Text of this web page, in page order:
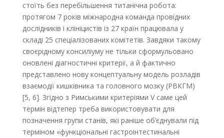
стоїть без перебільшення титанічна робота:
протягом 7 років міжнародна команда провідних
дослідників і клініцистів із 27 країн працювала у
складі 25 спеціалізованих комітетів. Завдяки такому
своєрідному консиліуму не тільки сформульовано
оновлені діагностичні критерії, а й фактично
представлено нову концептуальну модель розладів
взаємодії кишківника та головного мозку (РВКГМ)
[5, 6]. Згідно з Римськими критеріями V саме цей
термін відтепер треба використовувати для
позначення групи станів, які раніше об’єднували під
терміном «функціональні гастроінтестинальні